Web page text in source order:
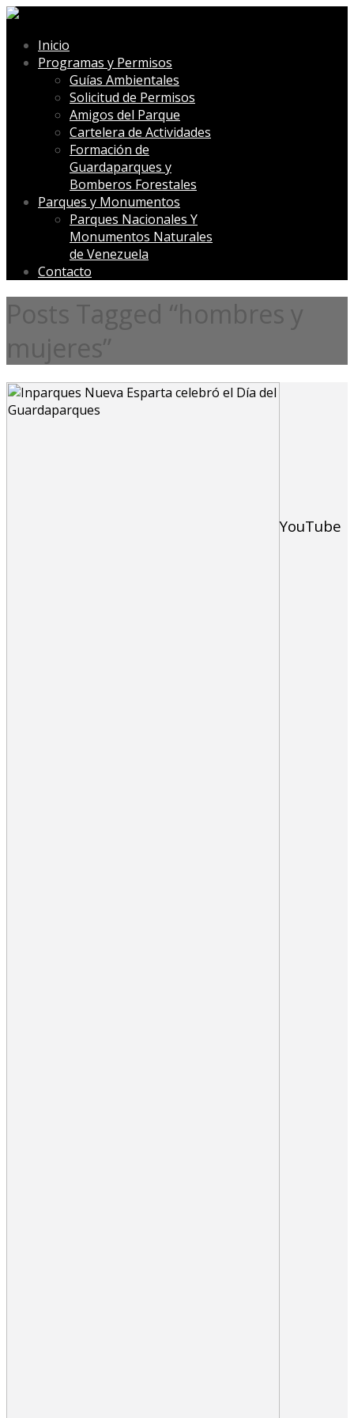
Inicio
Programas y Permisos
Guías Ambientales
Solicitud de Permisos
Amigos del Parque
Cartelera de Actividades
Formación de
Guardaparques y
Bomberos Forestales
Parques y Monumentos
Parques Nacionales Y
Monumentos Naturales
de Venezuela
Contacto
Posts Tagged “hombres y
mujeres”
YouTube